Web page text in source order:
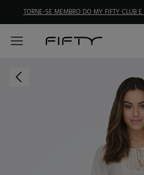
TORNE-SE MEMBRO DO MY FIFTY CLUB